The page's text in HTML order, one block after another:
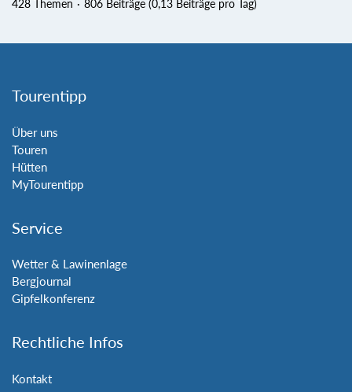
428 Themen 806 Beiträge (0,13 Beiträge pro Tag)
Tourentipp
Über uns
Touren
Hütten
MyTourentipp
Service
Wetter & Lawinenlage
Bergjournal
Gipfelkonferenz
Rechtliche Infos
Kontakt